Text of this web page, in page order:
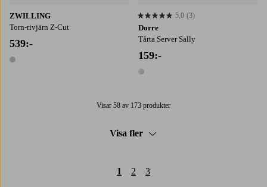
ZWILLING
Torn-rivjärn Z-Cut
539:-
1 färg
Dorre
Tårta Server Sally
159:-
1 färg
5,0 baserat på 3 st betyg
5,0 (3)
Visar 58 av 173 produkter
Visa fler
1 2 3